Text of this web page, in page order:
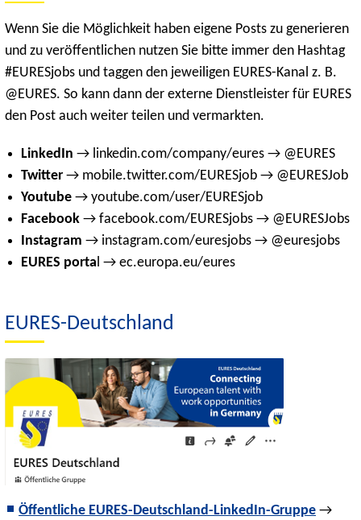
Wenn Sie die Möglichkeit haben eigene Posts zu generieren
und zu veröffentlichen nutzen Sie bitte immer den Hashtag
#EURESjobs und taggen den jeweiligen EURES-Kanal z. B.
@EURES. So kann dann der externe Dienstleister für EURES
den Post auch weiter teilen und vermarkten.
LinkedIn → linkedin.com/company/eures → @EURES
Twitter → mobile.twitter.com/EURESjob → @EURESJob
Youtube → youtube.com/user/EURESjob
Facebook → facebook.com/EURESjobs → @EURESJobs
Instagram → instagram.com/euresjobs → @euresjobs
EURES portal → ec.europa.eu/eures
EURES-Deutschland
Öffentliche EURES-Deutschland-LinkedIn-Gruppe →